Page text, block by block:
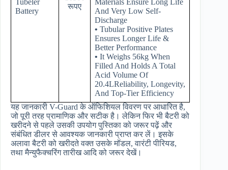
Tubeler
Battery
रूपए
Materials Ensure Long Life
And Very Low Self-
Discharge
• Tubular Positive Plates
Ensures Longer Life &
Better Performance
• It Weighs 56kg When
Filled And Holds A Total
Acid Volume Of
20.4LReliability, Longevity,
And Top-Tier Efficiency
यह जानकारी V-Guard के ऑफिशियल विवरण पर आधारित है,
जो पूरी तरह प्रामाणिक और सटीक है। लेकिन फिर भी बैटरी को
खरीदने से पहले उसकी उपयोग पुस्तिका को जरूर पढ़ें और
संबंधित डीलर से आवश्यक जानकारी प्राप्त कर लें। इसके
अलावा बैटरी को खरीदते वक्त उसके मॉडल, वारंटी पीरियड,
तथा मैन्युफैक्चरिंग तारीख आदि को जरूर देखें।